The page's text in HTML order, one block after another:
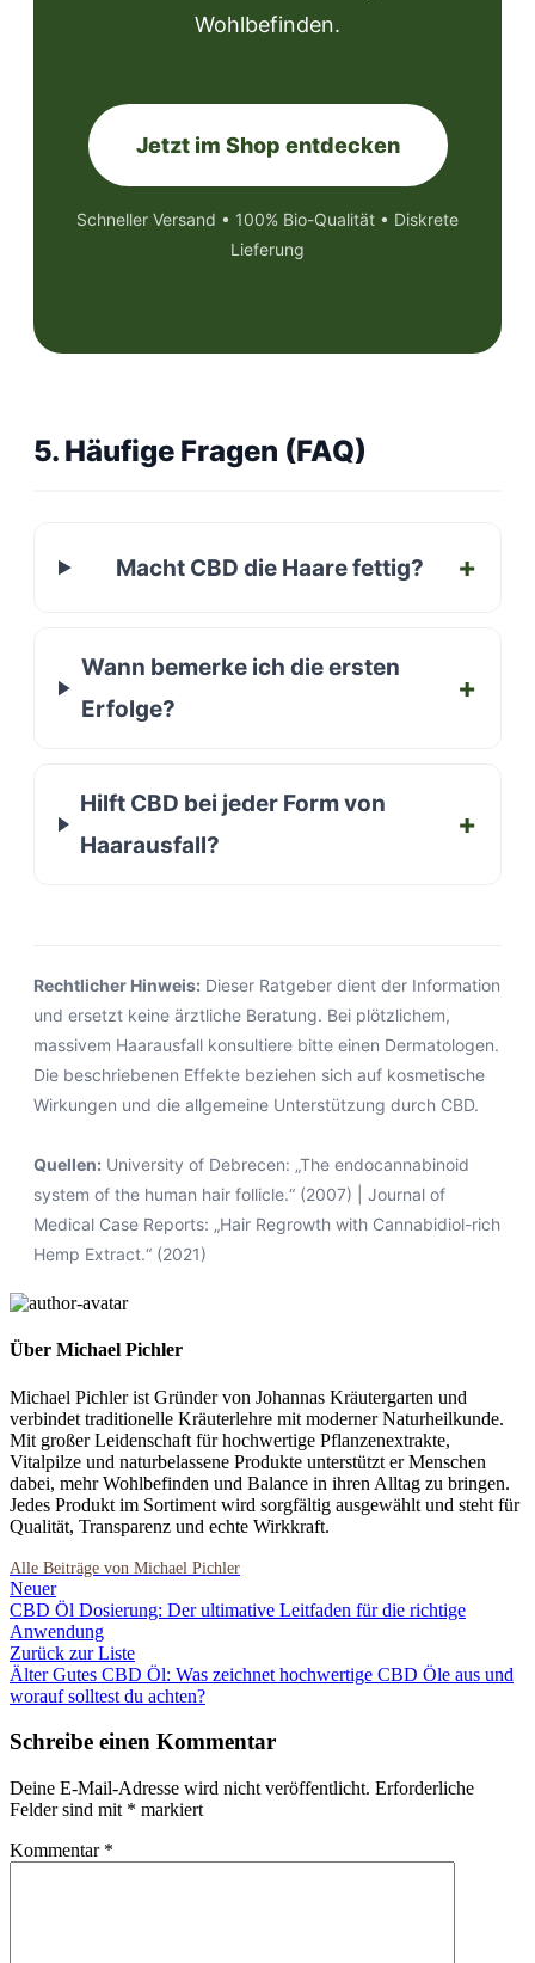
Wohlbefinden.
Jetzt im Shop entdecken
Schneller Versand • 100% Bio-Qualität • Diskrete
Lieferung
5. Häufige Fragen (FAQ)
Macht CBD die Haare fettig?
Wann bemerke ich die ersten
Erfolge?
Hilft CBD bei jeder Form von
Haarausfall?
Rechtlicher Hinweis: Dieser Ratgeber dient der Information
und ersetzt keine ärztliche Beratung. Bei plötzlichem,
massivem Haarausfall konsultiere bitte einen Dermatologen.
Die beschriebenen Effekte beziehen sich auf kosmetische
Wirkungen und die allgemeine Unterstützung durch CBD.
Quellen: University of Debrecen: „The endocannabinoid
system of the human hair follicle.“ (2007) | Journal of
Medical Case Reports: „Hair Regrowth with Cannabidiol-rich
Hemp Extract.“ (2021)
Über Michael Pichler
Michael Pichler ist Gründer von Johannas Kräutergarten und
verbindet traditionelle Kräuterlehre mit moderner Naturheilkunde.
Mit großer Leidenschaft für hochwertige Pflanzenextrakte,
Vitalpilze und naturbelassene Produkte unterstützt er Menschen
dabei, mehr Wohlbefinden und Balance in ihren Alltag zu bringen.
Jedes Produkt im Sortiment wird sorgfältig ausgewählt und steht für
Qualität, Transparenz und echte Wirkkraft.
Neuer
CBD Öl Dosierung: Der ultimative Leitfaden für die richtige
Anwendung
Zurück zur Liste
Älter Gutes CBD Öl: Was zeichnet hochwertige CBD Öle aus und
worauf solltest du achten?
Schreibe einen Kommentar
Deine E-Mail-Adresse wird nicht veröffentlicht. Erforderliche
Felder sind mit * markiert
Kommentar *